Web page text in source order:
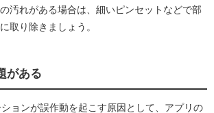
汚れがある場合は、細いピンセットなどで部
取り除きましょう。
がある
ョンが誤作動を起こす原因として、アプリの